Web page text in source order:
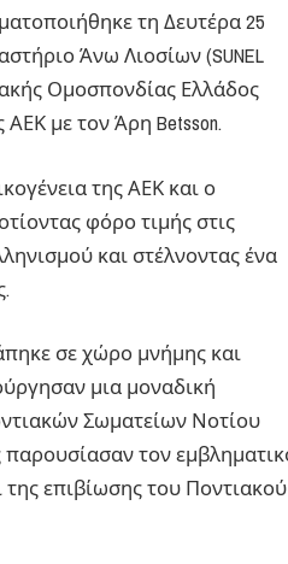
τη Δευτέρα 25
Άνω Λιοσίων (SUNEL
Ομοσπονδίας Ελλάδος
με τον Άρη Betsson.
της ΑΕΚ και ο
φόρο τιμής στις
και στέλνοντας ένα
σε χώρο μνήμης και
μια μοναδική
Σωματείων Νοτίου
τον
επιβίωσης του Ποντιακού